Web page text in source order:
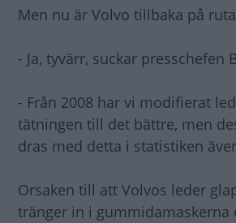
Men nu är Volvo tillbaka på
- Ja, tyvärr, suckar presschefen
- Från 2008 har vi modifierat
tätningen till det bättre, men
dras med detta i statistiken
Orsaken till att Volvos leder
tränger in i gummidamaskerna